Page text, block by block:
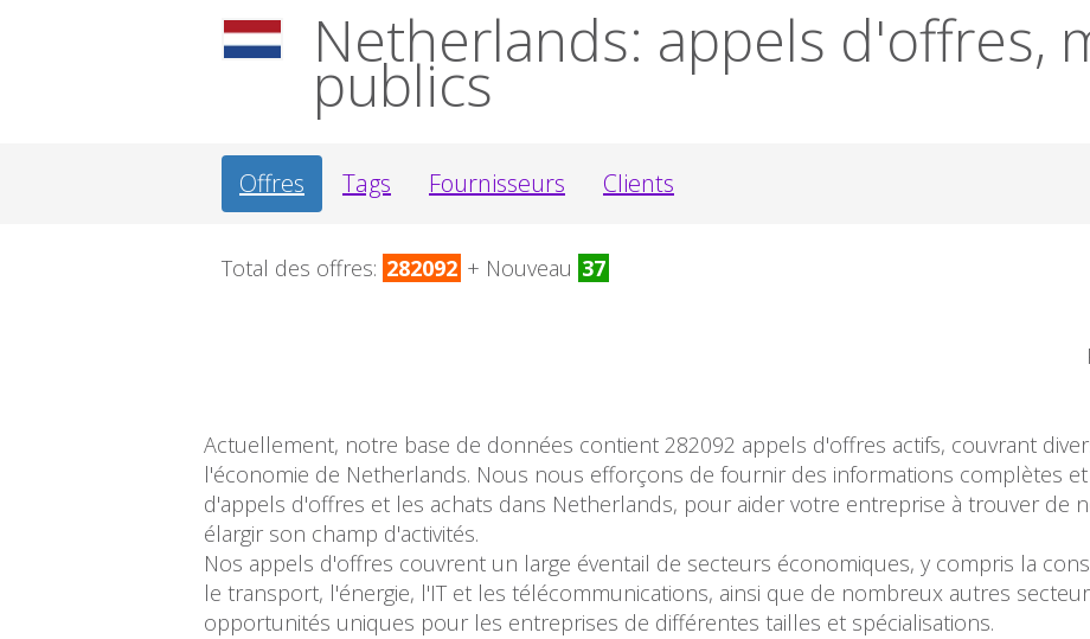
Netherlands: appels d'offres,
publics
Offres Tags Fournisseurs Clients
Total des offres: 282092 + Nouveau 37
Actuellement, notre base de données contient 282092 appels d'offres actifs, couvrant
l'économie de Netherlands. Nous nous efforçons de fournir des informations complètes
d'appels d'offres et les achats dans Netherlands, pour aider votre entreprise à trouver de
élargir son champ d'activités.
Nos appels d'offres couvrent un large éventail de secteurs économiques, y compris la
le transport, l'énergie, l'IT et les télécommunications, ainsi que de nombreux autres
opportunités uniques pour les entreprises de différentes tailles et spécialisations.